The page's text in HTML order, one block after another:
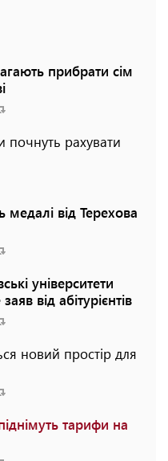
прибрати сім
почнуть рахувати
від Терехова
університети
від абітурієнтів
новий простір для
тарифи на